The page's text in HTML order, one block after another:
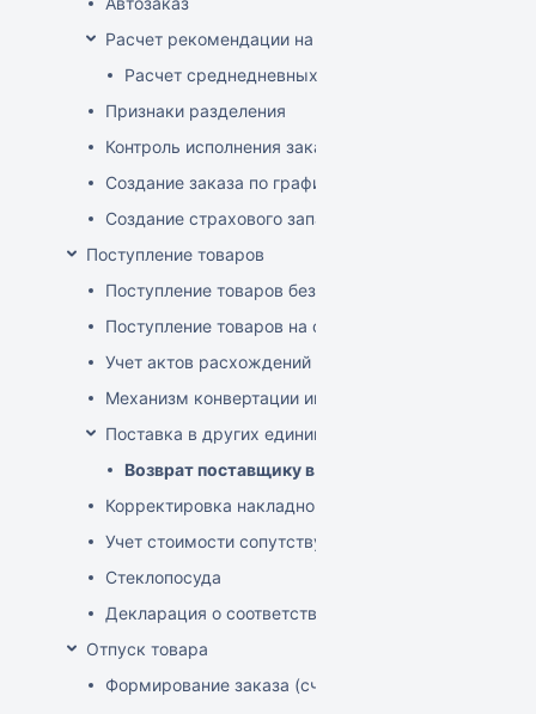
Расчет рекомендации на закупку
Расчет среднедневных продаж
Признаки разделения
Контроль исполнения заказов поставщиком
Создание заказа по графику
Создание страхового запаса
Поступление товаров
Поступление товаров без заказа
Поступление товаров на основе заказа
Учет актов расхождений при поступлении товаров
Механизм конвертации инвойсов из иностранной
Поставка в других единицах
Возврат поставщику в других единицах
Корректировка накладной (РФ)
Учет стоимости сопутствующих услуг в приходе
Стеклопосуда
Декларация о соответствии
Отпуск товара
Формирование заказа (счета-фактуры)